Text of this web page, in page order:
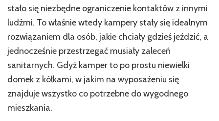
stało się niezbędne ograniczenie kontaktów z innymi
ludźmi. To właśnie wtedy kampery stały się idealnym
rozwiązaniem dla osób, jakie chciały gdzieś jeździć, a
jednocześnie przestrzegać musiały zaleceń
sanitarnych. Gdyż kamper to po prostu niewielki
domek z kółkami, w jakim na wyposażeniu się
znajduje wszystko co potrzebne do wygodnego
mieszkania.